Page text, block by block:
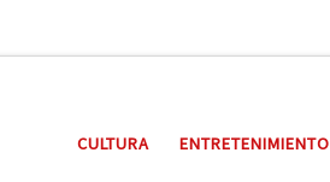
CULTURA ENTRETENIMIENTO